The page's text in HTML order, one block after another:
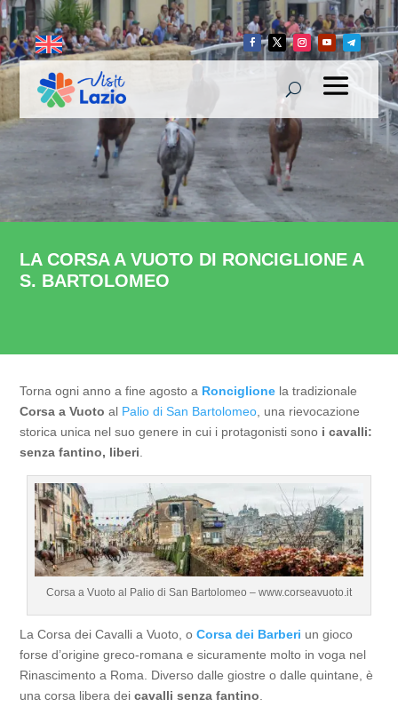
LA CORSA A VUOTO DI RONCIGLIONE A
S. BARTOLOMEO
Torna ogni anno a fine agosto a Ronciglione la tradizionale
Corsa a Vuoto al Palio di San Bartolomeo , una rievocazione
storica unica nel suo genere in cui i protagonisti sono i cavalli:
senza fantino, liberi
Corsa a Vuoto al Palio di San Bartolomeo – www.corseavuoto.it
La Corsa dei Cavalli a Vuoto, oCorsa dei Barberi un gioco
forse d’origine greco-romana e sicuramente molto in voga nel
Rinascimento a Roma. Diverso dalle giostre o dalle quintane, è
una corsa libera dei cavalli senza fantino.